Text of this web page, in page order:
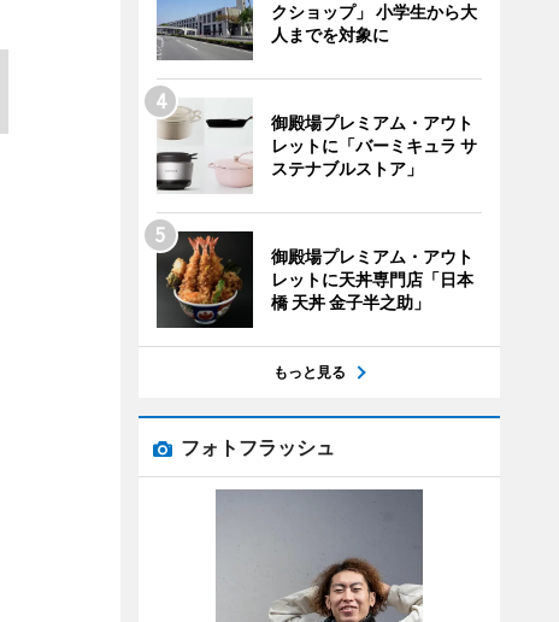
クショップ」 小学生から大
人までを対象に
御殿場プレミアム・アウト
レットに「バーミキュラ サ
ステナブルストア」
御殿場プレミアム・アウト
レットに天丼専門店「日本
橋 天丼 金子半之助」
もっと見る
フォトフラッシュ